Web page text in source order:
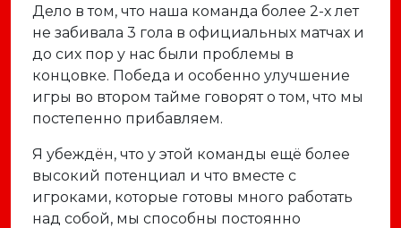
Дело в том, что наша команда более 2-х лет
не забивала 3 гола в официальных матчах и
до сих пор у нас были проблемы в
концовке. Победа и особенно улучшение
игры во втором тайме говорят о том, что мы
постепенно прибавляем.
Я убеждён, что у этой команды ещё более
высокий потенциал и что вместе с
игроками, которые готовы много работать
над собой, мы способны постоянно